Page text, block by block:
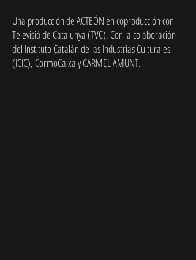
Una producción de ACTEÓN en coproducción con
Televisió de Catalunya (TVC). Con la colaboración
del Instituto Catalán de las Industrias Culturales
(ICIC), CormoCaixa y CARMEL AMUNT.